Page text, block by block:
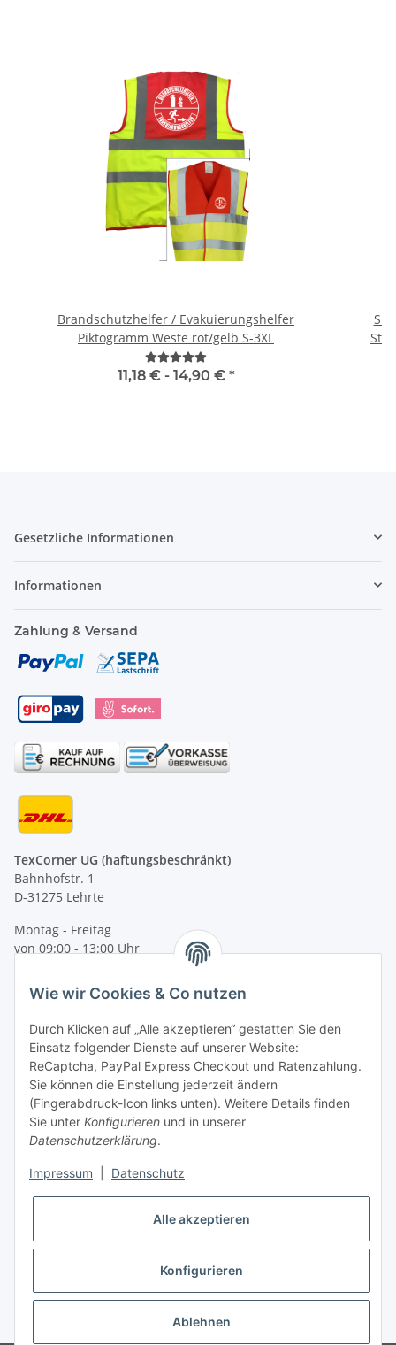
Brandschutzhelfer / Evakuierungshelfer
Piktogramm Weste rot/gelb S-3XL
11,18 € - 14,90 € *
Gesetzliche Informationen
Informationen
Zahlung & Versand
TexCorner UG (haftungsbeschränkt)
Bahnhofstr. 1
D-31275 Lehrte
Montag - Freitag
von 09:00 - 13:00 Uhr
Tel: +49 (0) 5132 8230689
E-Mail:mail@texcorner.de
Vertrag widerrufen
* Alle Preise inkl. gesetzlicher USt., zzgl.Versand
Wie wir Cookies & Co nutzen
Durch Klicken auf „Alle akzeptieren“ gestatten Sie den
Einsatz folgender Dienste auf unserer Website:
ReCaptcha, PayPal Express Checkout und Ratenzahlung.
Sie können die Einstellung jederzeit ändern
(Fingerabdruck-Icon links unten). Weitere Details finden
Sie unter Konfigurieren und in unserer
Datenschutzerklärung.
Impressum Datenschutz
Alle akzeptieren
Konfigurieren
Ablehnen